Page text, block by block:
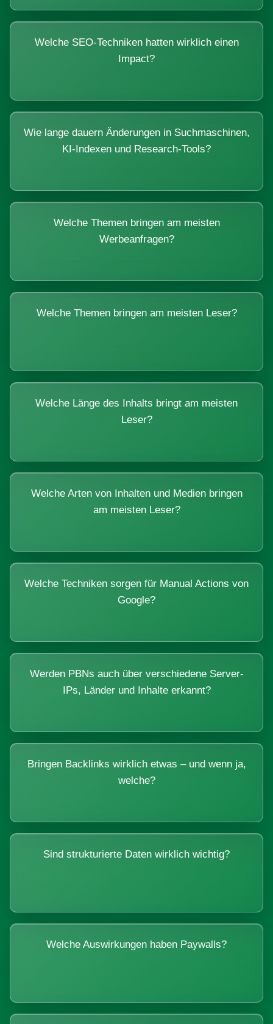
Welche SEO-Techniken hatten wirklich einen
Impact?
Wie lange dauern Änderungen in Suchmaschinen,
KI-Indexen und Research-Tools?
Welche Themen bringen am meisten
Werbeanfragen?
Welche Themen bringen am meisten Leser?
Welche Länge des Inhalts bringt am meisten
Leser?
Welche Arten von Inhalten und Medien bringen
am meisten Leser?
Welche Techniken sorgen für Manual Actions von
Google?
Werden PBNs auch über verschiedene Server-
IPs, Länder und Inhalte erkannt?
Bringen Backlinks wirklich etwas – und wenn ja,
welche?
Sind strukturierte Daten wirklich wichtig?
Welche Auswirkungen haben Paywalls?